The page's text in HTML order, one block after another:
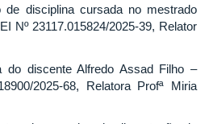
de disciplina cursada no mestrado
Nº 23117.015824/2025-39, Relator
do discente Alfredo Assad Filho –
2025-68, Relatora Profª Miria